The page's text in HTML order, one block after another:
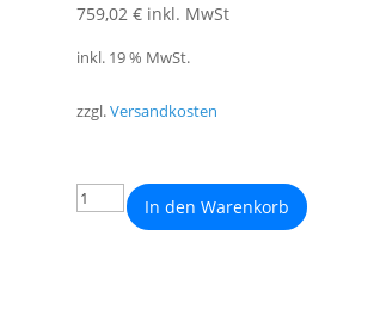
759,02 € inkl. MwSt
inkl. 19 % MwSt.
zzgl.Versandkosten
In den Warenkorb